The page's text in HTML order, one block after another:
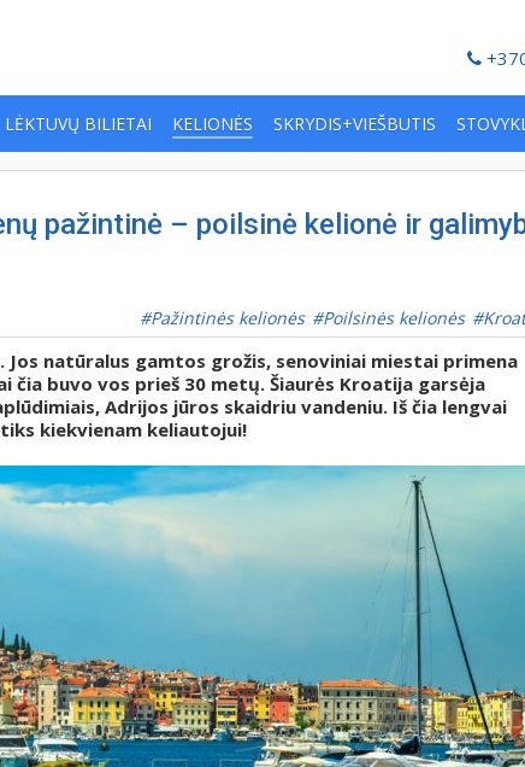
LĖKTUVŲ BILIETAI KELIONĖS SKRYDIS+VIEŠBUTIS
pažintinė – poilsinė kelionė ir
Pažintinės kelionės Poilsinės kelionės
natūralus gamtos grožis, senoviniai miestai primena
čia buvo vos prieš 30 metų. Šiaurės Kroatija garsėja
Adrijos jūros skaidriu vandeniu. Iš čia lengvai
kiekvienam keliautojui!